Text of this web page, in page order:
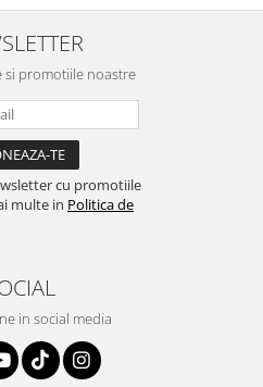
si promotiile noastre
cu promotiile
multe in Politica de
in social media